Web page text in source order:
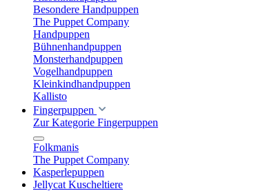
Besondere Handpuppen
The Puppet Company
Handpuppen
Bühnenhandpuppen
Monsterhandpuppen
Vogelhandpuppen
Kleinkindhandpuppen
Kallisto
Fingerpuppen
Zur Kategorie Fingerpuppen
Folkmanis
The Puppet Company
Kasperlepuppen
Jellycat Kuscheltiere